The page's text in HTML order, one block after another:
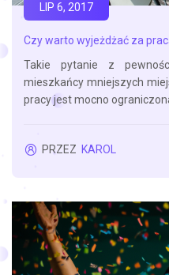
Czy warto wyjeżdżać za
Takie pytanie z
mieszkańcy mniejszych
pracy jest mocno
LIP 6, 2017
PRZEZ KAROL